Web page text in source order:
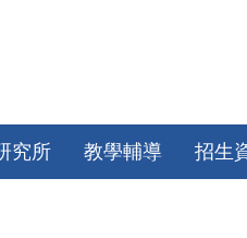
究所 教學輔導 招生